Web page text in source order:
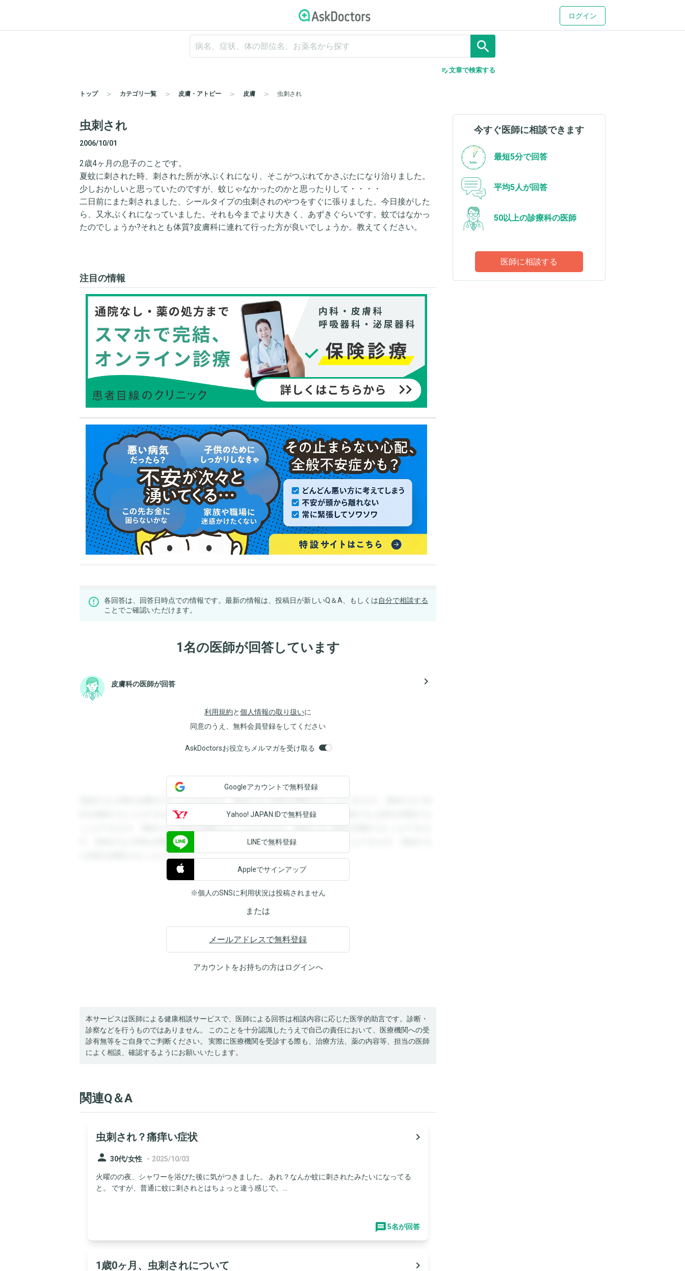
ログイン
search
edit_note文章で検索する
トップ カテゴリ一覧 皮膚・アトピー 皮膚 虫刺され
虫刺され
2006/10/01
2歳4ヶ月の息子のことです。
夏蚊に刺された時、刺された所が水ぶくれになり、そこがつぶれてかさぶたになり治りました。
少しおかしいと思っていたのですが、蚊じゃなかったのかと思ったりして・・・・
二日前にまた刺されました、シールタイプの虫刺されのやつをすぐに張りました。今日接がした
ら、又水ぶくれになっていました。それも今までより大きく、あずきぐらいです。蚊ではなかっ
たのでしょうか?それとも体質?皮膚科に連れて行った方が良いでしょうか。教えてください。
注目の情報
各回答は、回答日時点での情報です。最新の情報は、投稿日が新しいQ＆A、もしくは自分で相談する
ことでご確認いただけます。
1名の医師が回答しています
皮膚科の医師が回答 navigate_next
利用規約と個人情報の取り扱いに
同意のうえ、無料会員登録をしてください
AskDoctorsお役立ちメルマガを受け取る
登録すると回答を閲覧することができます。登録すると回答を閲覧することができます。登録すると回
答を閲覧することができます。登録すると回答を閲覧することができます。登録すると回答を閲覧する
ことができます。登録すると回答を閲覧することができます。登録すると回答を閲覧することができま
す。登録すると回答を閲覧することができます。登録すると回答を閲覧することができます。登録する
と回答を閲覧することができます。
Googleアカウントで無料登録
Yahoo! JAPAN IDで無料登録
LINEで無料登録
Appleでサインアップ
※個人のSNSに利用状況は投稿されません
または
メールアドレスで無料登録
アカウントをお持ちの方はログインへ
本サービスは医師による健康相談サービスで、医師による回答は相談内容に応じた医学的助言です。診断・
診察などを行うものではありません。 このことを十分認識したうえで自己の責任において、医療機関への受
診有無等をご自身でご判断ください。 実際に医療機関を受診する際も、治療方法、薬の内容等、担当の医師
によく相談、確認するようにお願いいたします。
関連Q＆A
虫刺され？痛痒い症状
navigate_next
person 30代/女性 - 2025/10/03
火曜のの夜、シャワーを浴びた後に気がつきました。 あれ？なんか蚊に刺されたみたいになってる
と。 ですが、普通に蚊に刺されとはちょっと違う感じで。...
5名が回答
1歳0ヶ月、虫刺されについて
navigate_next
今すぐ医師に相談できます
最短5分で回答
平均5人が回答
50以上の診療科の医師
医師に相談する